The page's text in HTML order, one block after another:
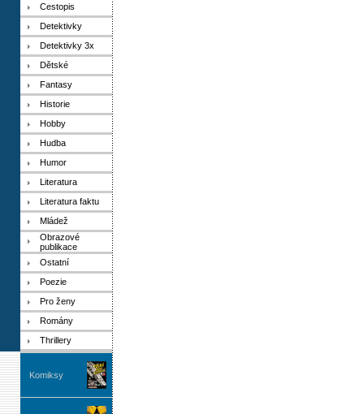
Cestopis
Detektivky
Detektivky 3x
Dětské
Fantasy
Historie
Hobby
Hudba
Humor
Literatura
Literatura faktu
Mládež
Obrazové
publikace
Ostatní
Poezie
Pro ženy
Romány
Thrillery
Komiksy